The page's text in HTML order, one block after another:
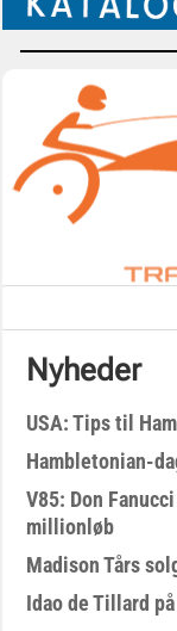
Nyheder
USA: Tips til
Hambletonian-
V85: Don
millionløb
Madison Tårs
Idao de Tillard